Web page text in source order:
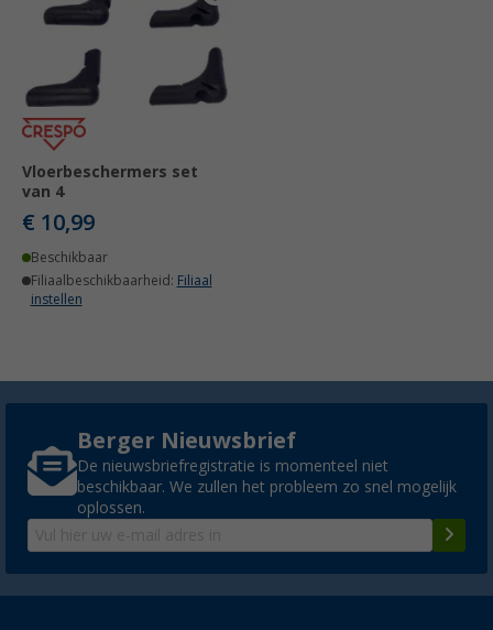
Vloerbeschermers set
van 4
€ 10,99
Beschikbaar
Filiaalbeschikbaarheid: Filiaal
instellen
Berger Nieuwsbrief
De nieuwsbriefregistratie is momenteel niet
beschikbaar. We zullen het probleem zo snel mogelijk
oplossen.